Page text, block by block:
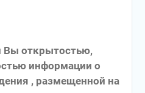
Вы открытостью,
информации о
, размещенной на